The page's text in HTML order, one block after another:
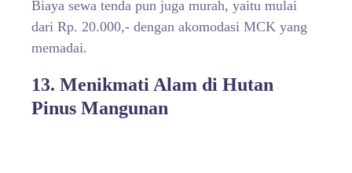
Biaya sewa tenda pun juga murah, yaitu mulai
dari Rp. 20.000,- dengan akomodasi MCK yang
memadai.
13. Menikmati Alam di Hutan
Pinus Mangunan